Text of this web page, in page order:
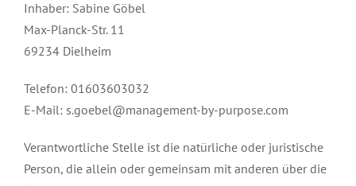
Inhaber: Sabine Göbel
Max-Planck-Str. 11
69234 Dielheim
Telefon: 01603603032
E-Mail: s.goebel@management-by-purpose.com
Verantwortliche Stelle ist die natürliche oder juristische
Person, die allein oder gemeinsam mit anderen über die